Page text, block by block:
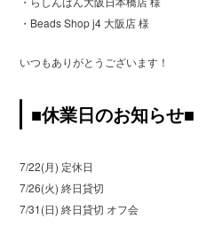
・Beads Shop j4 大阪店 様
いつもありがとうございます！
■休業日のお知らせ■
7/22(月) 定休日
7/26(火) 終日貸切
7/31(日) 終日貸切 オフ会